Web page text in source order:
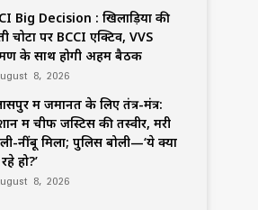
Big Decision : खिलाड़ियों की
चोटों पर BCCI एक्टिव, VVS
के साथ होगी अहम बैठक
8, 2026
में जमानत के लिए तंत्र-मंत्र:
में चीफ जस्टिस की तस्वीर, मरी
नींबू मिला; पुलिस बोली—‘ये क्या
हो?’
8, 2026